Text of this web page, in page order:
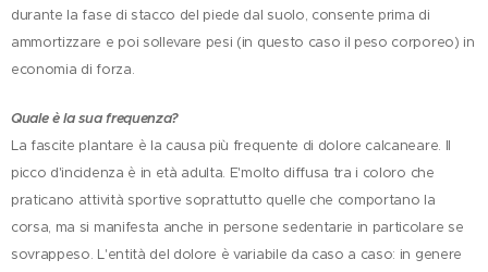
durante la fase di stacco del piede dal suolo, consente prima di
ammortizzare e poi sollevare pesi (in questo caso il peso corporeo) in
economia di forza.
Quale è la sua frequenza?
La fascite plantare è la causa più frequente di dolore calcaneare. Il
picco d'incidenza è in età adulta. E'molto diffusa tra i coloro che
praticano attività sportive soprattutto quelle che comportano la
corsa, ma si manifesta anche in persone sedentarie in particolare se
sovrappeso. L'entità del dolore è variabile da caso a caso: in genere